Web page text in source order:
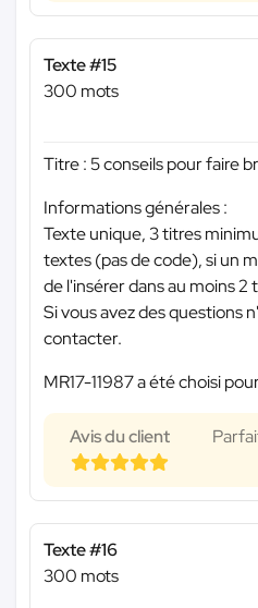
Texte #15
300 mots
Titre : 5 conseils pour faire
Informations générales :
Texte unique, 3 titres
textes (pas de code), si un
de l'insérer dans au moins 2
Si vous avez des questions
contacter.
MR17-11987 a été choisi
Avis du client
Texte #16
300 mots